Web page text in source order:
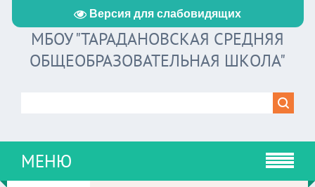
Версия для слабовидящих
МБОУ "ТАРАДАНОВСКАЯ СРЕДНЯЯ
ОБЩЕОБРАЗОВАТЕЛЬНАЯ ШКОЛА"
МЕНЮ